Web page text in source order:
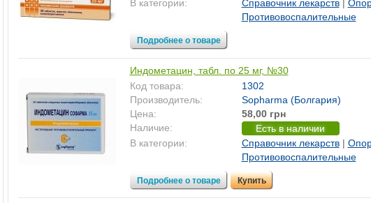
В категории:
Справочник лекарств|
Противовоспалительные
Подробнее о товаре
Индометацин, табл. по 25 мг, №30
Код товара:
1302
Производитель:
Sopharma (Болгария)
Цена:
58,00 грн
Наличие:
Есть в наличии
В категории:
Справочник лекарств|
Противовоспалительные
Подробнее о товаре Купить